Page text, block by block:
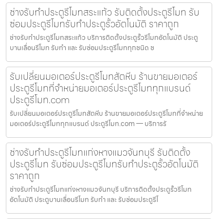
ช่างรับทำประตูรีโมทสระแก้ว รับติดตั้งประตูรีโมท รับ
ซ่อมประตูรีโมทรับทำประตูรั้วอัตโนมัติ ราคาถูก
ช่างรับทำประตูรีโมทสระแก้ว บริการติดตั้งประตูรั้วรีโมทอัตโนมัติ ประตู
บานเลื่อนรีโมท รับทำ และ รับซ่อมประตูรีโมททุกชนิด ช
รับเปลี่ยนมอเตอร์ประตูรีโมทสัตหีบ ร้านขายมอเตอร์
ประตูรีโมทที่จำหน่ายมอเตอร์ประตูรีโมททุกแบรนด์
ประตูรีโมท.com
รับเปลี่ยนมอเตอร์ประตูรีโมทสัตหีบ ร้านขายมอเตอร์ประตูรีโมทที่จำหน่าย
มอเตอร์ประตูรีโมททุกแบรนด์ ประตูรีโมท.com — บริการรั
ช่างรับทำประตูรีโมทแก่งหางแมวจันทบุรี รับติดตั้ง
ประตูรีโมท รับซ่อมประตูรีโมทรับทำประตูรั้วอัตโนมัติ
ราคาถูก
ช่างรับทำประตูรีโมทแก่งหางแมวจันทบุรี บริการติดตั้งประตูรั้วรีโมท
อัตโนมัติ ประตูบานเลื่อนรีโมท รับทำ และ รับซ่อมประตูรีโ